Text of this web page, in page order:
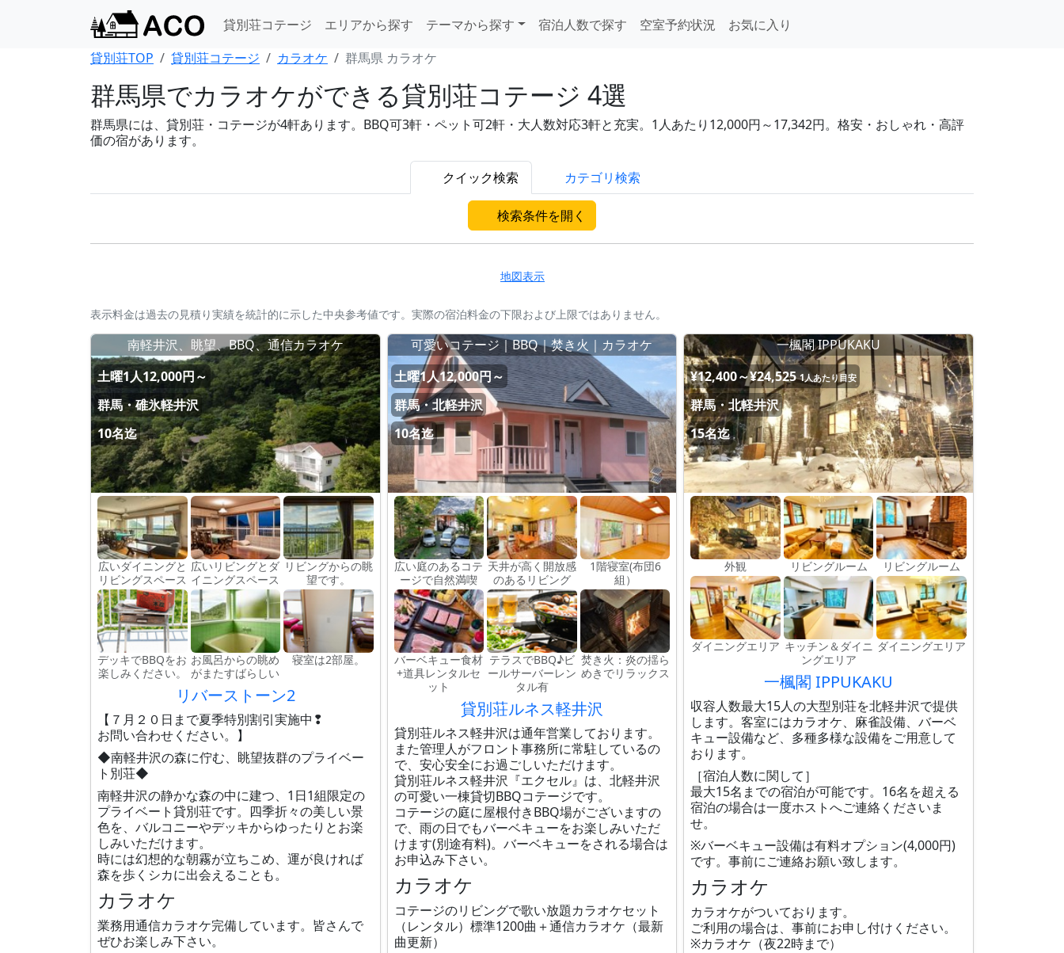
貸別荘コテージ エリアから探す テーマから探す 宿泊人数で探す 空室予約状況
お気に入り
貸別荘TOP
貸別荘コテージ カラオケ 群馬県 カラオケ
群馬県でカラオケができる貸別荘コテージ 4選
群馬県には、貸別荘・コテージが4軒あります。BBQ可3軒・ペット可2軒・大人数対応3軒と充実。1人あたり12,000円～17,342円。格安・おしゃれ・高評
価の宿があります。
クイック検索 カテゴリ検索
検索条件を開く
地図表示
表示料金は過去の見積り実績を統計的に示した中央参考値です。実際の宿泊料金の下限および上限ではありません。
南軽井沢、眺望、BBQ、通信カラオケ
土曜1人12,000円～
群馬・碓氷軽井沢
10名迄
広いダイニングと
リビングスペース
広いリビングとダ
イニングスペース
リビングからの眺
望です。
デッキでBBQをお
楽しみください。
お風呂からの眺め
がまたすばらしい
寝室は2部屋。
リバーストーン2
【７月２０日まで夏季特別割引実施中❢
お問い合わせください。】
◆南軽井沢の森に佇む、眺望抜群のプライベー
ト別荘◆
南軽井沢の静かな森の中に建つ、1日1組限定の
プライベート貸別荘です。四季折々の美しい景
色を、バルコニーやデッキからゆったりとお楽
しみいただけます。
時には幻想的な朝霧が立ちこめ、運が良ければ
森を歩くシカに出会えることも。
カラオケ
業務用通信カラオケ完備しています。皆さんで
ぜひお楽しみ下さい。
可愛いコテージ｜BBQ｜焚き火｜カラオケ
土曜1人12,000円～
群馬・北軽井沢
10名迄
広い庭のあるコテ
ージで自然満喫
天井が高く開放感
のあるリビング
1階寝室(布団6
組）
バーベキュー食材
+道具レンタルセ
ット
テラスでBBQ♪ビ
ールサーバーレン
タル有
焚き火：炎の揺ら
めきでリラックス
貸別荘ルネス軽井沢
貸別荘ルネス軽井沢は通年営業しております。
また管理人がフロント事務所に常駐しているの
で、安心安全にお過ごしいただけます。
貸別荘ルネス軽井沢『エクセル』は、北軽井沢
の可愛い一棟貸切BBQコテージです。
コテージの庭に屋根付きBBQ場がございますの
で、雨の日でもバーベキューをお楽しみいただ
けます(別途有料)。バーベキューをされる場合は
お申込み下さい。
カラオケ
コテージのリビングで歌い放題カラオケセット
（レンタル）標準1200曲＋通信カラオケ（最新
曲更新）
一楓閣 IPPUKAKU
¥12,400～¥24,525 1人あたり目安
群馬・北軽井沢
15名迄
外観 リビングルーム リビングルーム
ダイニングエリア キッチン＆ダイニ
ングエリア
ダイニングエリア
一楓閣 IPPUKAKU
収容人数最大15人の大型別荘を北軽井沢で提供
します。客室にはカラオケ、麻雀設備、バーベ
キュー設備など、多種多様な設備をご用意して
おります。
［宿泊人数に関して］
最大15名までの宿泊が可能です。16名を超える
宿泊の場合は一度ホストへご連絡くださいま
せ。
※バーベキュー設備は有料オプション(4,000円)
です。事前にご連絡お願い致します。
カラオケ
カラオケがついております。
ご利用の場合は、事前にお申し付けください。
※カラオケ（夜22時まで）